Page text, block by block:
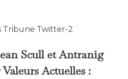
Scull et Antranig
Actuelles :